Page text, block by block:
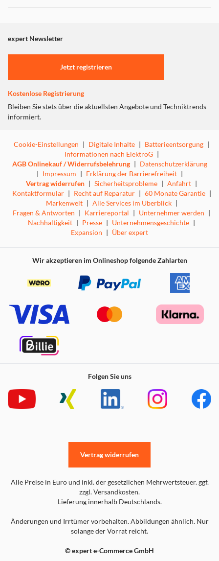
"Marketing".
Einstellungen anpassen
expert Newsletter
Jetzt registrieren
Kostenlose Registrierung
Bleiben Sie stets über die aktuellsten Angebote und Techniktrends
informiert.
Cookie-Einstellungen | Digitale Inhalte | Batterieentsorgung |
Informationen nach ElektroG |
AGB Onlinekauf / Widerrufsbelehrung | Datenschutzerklärung
| Impressum | Erklärung der Barrierefreiheit |
Vertrag widerrufen | Sicherheitsprobleme | Anfahrt |
Kontaktformular | Recht auf Reparatur | 60 Monate Garantie |
Markenwelt | Alle Services im Überblick |
Fragen & Antworten | Karriereportal | Unternehmer werden |
Nachhaltigkeit | Presse | Unternehmensgeschichte |
Expansion | Über expert
Wir akzeptieren im Onlineshop folgende Zahlarten
Folgen Sie uns
Alle Preise in Euro und inkl. der gesetzlichen Mehrwertsteuer. ggf.
zzgl. Versandkosten.
Lieferung innerhalb Deutschlands.
Änderungen und Irrtümer vorbehalten. Abbildungen ähnlich. Nur
solange der Vorrat reicht.
© expert e-Commerce GmbH
Vertrag widerrufen